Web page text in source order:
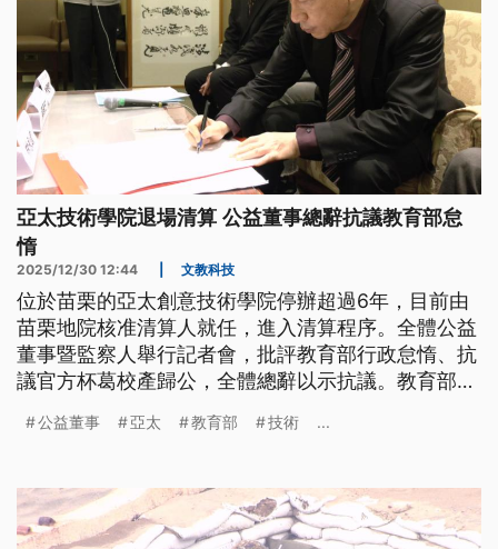
亞太技術學院退場清算 公益董事總辭抗議教育部怠
惰
2025/12/30 12:44 文教科技
位於苗栗的亞太創意技術學院停辦超過6年，目前由
苗栗地院核准清算人就任，進入清算程序。全體公益
董事暨監察人舉行記者會，批評教育部行政怠惰、抗
議官方杯葛校產歸公，全體總辭以示抗議。教育部回
意承接才會透過公開標售，沒有圖利特定人的可能。
公益董事 亞太 教育部 技術 ...